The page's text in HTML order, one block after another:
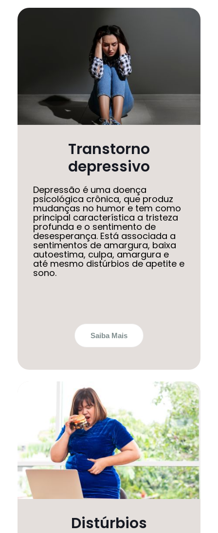
Transtorno
depressivo
Depressão é uma doença
psicológica crônica, que produz
mudanças no humor e tem como
principal característica a tristeza
profunda e o sentimento de
desesperança. Está associada a
sentimentos de amargura, baixa
autoestima, culpa, amargura e
até mesmo distúrbios de apetite e
sono.
Saiba Mais
Distúrbios